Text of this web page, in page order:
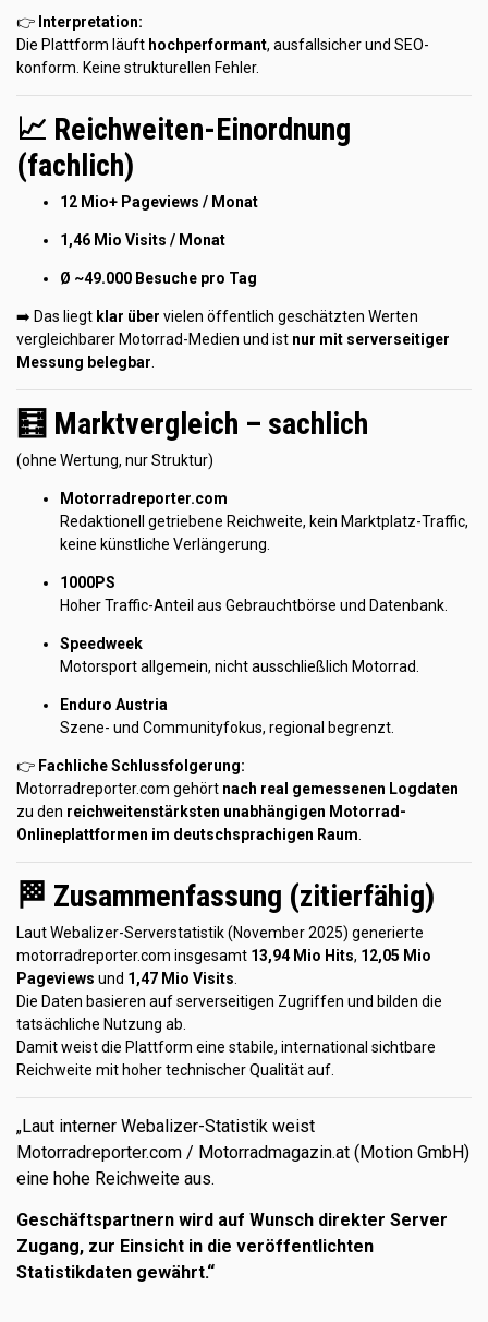
👉 Interpretation:
Die Plattform läuft hochperformant, ausfallsicher und SEO-
konform. Keine strukturellen Fehler.
📈 Reichweiten-Einordnung
(fachlich)
12 Mio+ Pageviews / Monat
1,46 Mio Visits / Monat
Ø ~49.000 Besuche pro Tag
➡️ Das liegt klar über vielen öffentlich geschätzten Werten
vergleichbarer Motorrad-Medien und ist nur mit serverseitiger
Messung belegbar
🧮 Marktvergleich – sachlich
(ohne Wertung, nur Struktur)
Motorradreporter.com
Redaktionell getriebene Reichweite, kein Marktplatz-Traffic,
keine künstliche Verlängerung.
1000PS
Hoher Traffic-Anteil aus Gebrauchtbörse und Datenbank.
Speedweek
Motorsport allgemein, nicht ausschließlich Motorrad.
Enduro Austria
Szene- und Communityfokus, regional begrenzt.
👉 Fachliche Schlussfolgerung:
Motorradreporter.com gehört nach real gemessenen Logdaten
zu den reichweitenstärksten unabhängigen Motorrad-
Onlineplattformen im deutschsprachigen Raum
🏁 Zusammenfassung (zitierfähig)
Laut Webalizer-Serverstatistik (November 2025) generierte
motorradreporter.com insgesamt 13,94 Mio Hits, 12,05 Mio
Pageviews und 1,47 Mio Visits
Die Daten basieren auf serverseitigen Zugriffen und bilden die
tatsächliche Nutzung ab.
Damit weist die Plattform eine stabile, international sichtbare
Reichweite mit hoher technischer Qualität auf.
„Laut interner Webalizer-Statistik weist
Motorradreporter.com / Motorradmagazin.at (Motion GmbH)
eine hohe Reichweite aus.
Geschäftspartnern wird auf Wunsch direkter Server
Zugang, zur Einsicht in die veröffentlichten
Statistikdaten gewährt.“